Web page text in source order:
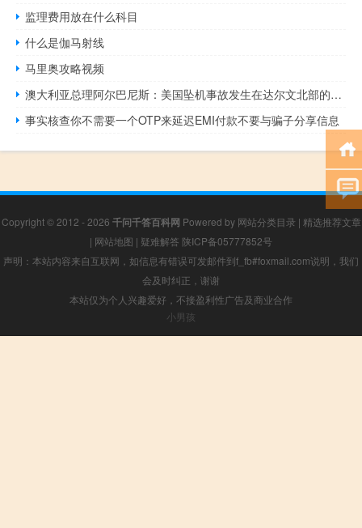
监理费用放在什么科目
什么是伽马射线
马里奥攻略视频
澳大利亚总理阿尔巴尼斯：美国坠机事故发生在达尔文北部的梅尔维尔岛
事实核查你不需要一个OTP来延迟EMI付款不要与骗子分享信息
Copyright © 2012 - 2026 千问千答百科网 Powered by 网站分类目录 | 精选推荐文章
| 网站地图 | 疑难解答 陕ICP备05777852号
声明：本站内容来自互联网，如信息有错误可发邮件到f_fb#foxmail.com说明，我们
会及时纠正，谢谢
本站仅为个人兴趣爱好，不接盈利性广告及商业合作
小男孩